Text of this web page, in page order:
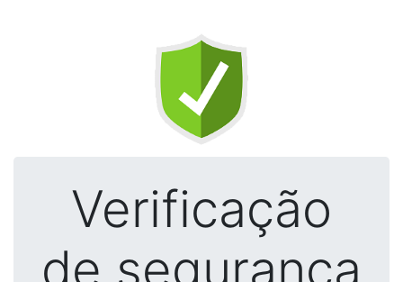
Verificação
de segurança